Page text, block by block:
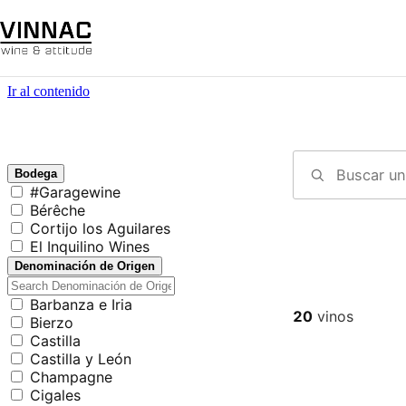
Ir al contenido
Bodega
#Garagewine
Bérêche
Cortijo los Aguilares
El Inquilino Wines
Denominación de Origen
Barbanza e Iria
Bierzo
Castilla
Castilla y León
Champagne
Cigales
20 vinos